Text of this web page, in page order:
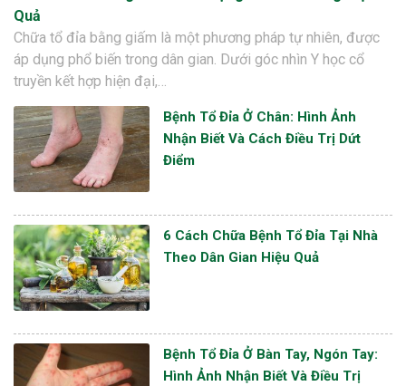
Quả
Chữa tổ đỉa bằng giấm là một phương pháp tự nhiên, được
áp dụng phổ biến trong dân gian. Dưới góc nhìn Y học cổ
truyền kết hợp hiện đại,…
Bệnh Tổ Đỉa Ở Chân: Hình Ảnh
Nhận Biết Và Cách Điều Trị Dứt
Điểm
6 Cách Chữa Bệnh Tổ Đỉa Tại Nhà
Theo Dân Gian Hiệu Quả
Bệnh Tổ Đỉa Ở Bàn Tay, Ngón Tay:
Hình Ảnh Nhận Biết Và Điều Trị